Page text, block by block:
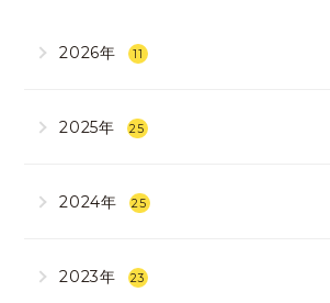
2026年 11
2025年 25
2024年 25
2023年 23